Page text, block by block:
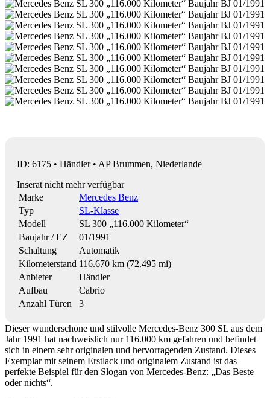
ID: 6175 • Händler • AP Brummen, Niederlande
Inserat nicht mehr verfügbar
Marke
Mercedes Benz
Typ
SL-Klasse
Modell
SL 300 „116.000 Kilometer“
Baujahr / EZ
01/1991
Schaltung
Automatik
Kilometerstand 116.670 km (72.495 mi)
Anbieter
Händler
Aufbau
Cabrio
Anzahl Türen
3
Dieser wunderschöne und stilvolle Mercedes-Benz 300 SL aus dem
Jahr 1991 hat nachweislich nur 116.000 km gefahren und befindet
sich in einem sehr originalen und hervorragenden Zustand. Dieses
Exemplar mit seinem Erstlack und originalem Zustand ist das
perfekte Beispiel für den Slogan von Mercedes-Benz: „Das Beste
oder nichts“.